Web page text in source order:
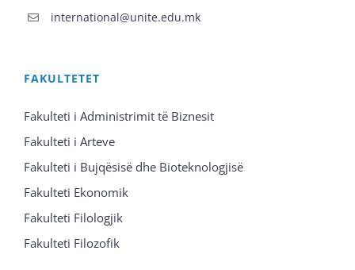
international@unite.edu.mk
FAKULTETET
Fakulteti i Administrimit të Biznesit
Fakulteti i Arteve
Fakulteti i Bujqësisë dhe Bioteknologjisë
Fakulteti Ekonomik
Fakulteti Filologjik
Fakulteti Filozofik